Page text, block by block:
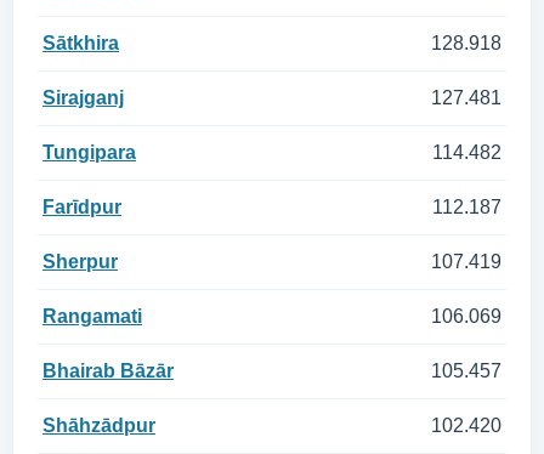
Sātkhira 128.918
Sirajganj 127.481
Tungipara 114.482
Farīdpur 112.187
Sherpur 107.419
Rangamati 106.069
Bhairab Bāzār 105.457
Shāhzādpur 102.420